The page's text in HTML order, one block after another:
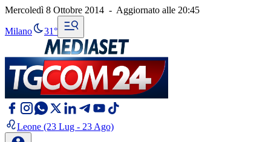
Mercoledì 8 Ottobre 2014 - Aggiornato alle 20:45
Milano 31°
Leone (23 Lug - 23 Ago)